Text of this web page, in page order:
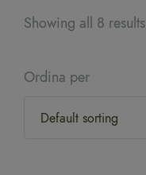
Showing all 8 results
Ordina per